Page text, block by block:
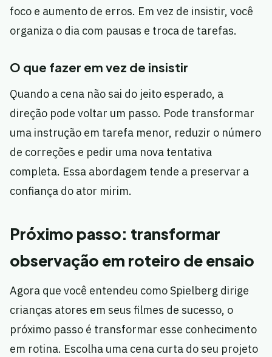
foco e aumento de erros. Em vez de insistir, você
organiza o dia com pausas e troca de tarefas.
O que fazer em vez de insistir
Quando a cena não sai do jeito esperado, a
direção pode voltar um passo. Pode transformar
uma instrução em tarefa menor, reduzir o número
de correções e pedir uma nova tentativa
completa. Essa abordagem tende a preservar a
confiança do ator mirim.
Próximo passo: transformar
observação em roteiro de ensaio
Agora que você entendeu como Spielberg dirige
crianças atores em seus filmes de sucesso, o
próximo passo é transformar esse conhecimento
em rotina. Escolha uma cena curta do seu projeto